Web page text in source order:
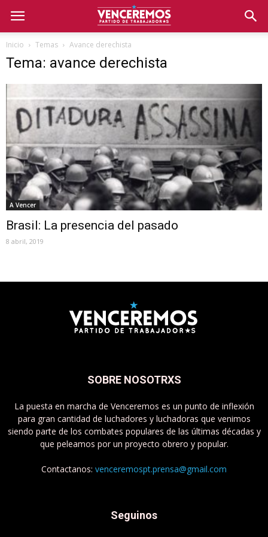
Inicio Temas Avance derechista
Tema: avance derechista
A Vencer
Brasil: La presencia del pasado
8 abril, 2019
SOBRE NOSOTRXS
La puesta en marcha de Venceremos es un punto de inflexión
para gran cantidad de luchadores y luchadoras que venimos
siendo parte de los combates populares de las últimas décadas y
que peleamos por un proyecto obrero y popular.
Contactanos: venceremospt.prensa@gmail.com
Seguinos